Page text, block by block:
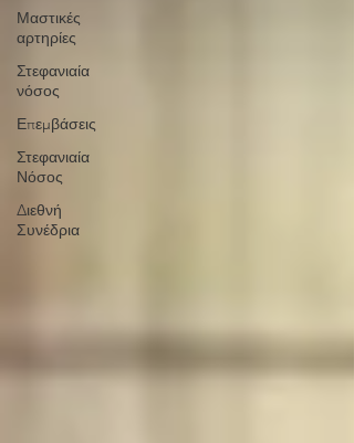
Μαστικές
αρτηρίες
Στεφανιαία
νόσος
Επεμβάσεις
Στεφανιαία
Νόσος
Διεθνή
Συνέδρια